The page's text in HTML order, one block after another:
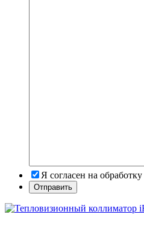
Я согласен на обработку